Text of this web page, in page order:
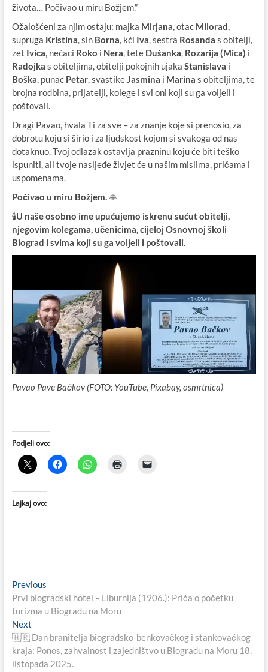
života… Počivao u miru Božjem.”
Ožalošćeni za njim ostaju: majka Mirjana, otac Milorad,
supruga Kristina, sin Borna, kći Iva, sestra Rosanda s obitelji,
zet Ivica, nećaci Roko i Nera, tete Dušanka, Rozarija (Mica) i
Radojka s obiteljima, obitelji pokojnih ujaka Stanislava i
Boška, punac Petar, svastikeJasmina i Marina s obiteljima, te
brojna rodbina, prijatelji, kolege i svi oni koji su ga voljeli i
poštovali.
Dragi Pavao, hvala Ti za sve – za znanje koje si prenosio, za
dobrotu koju si širio i za ljudskost kojom si svakoga od nas
dotaknuo. Tvoj odlazak ostavlja prazninu koju će biti teško
ispuniti, ali tvoje nasljeđe živjet će u našim mislima, pričama i
uspomenama.
Počivao u miru Božjem.🙏
🕯️U naše osobno ime upućujemo iskrenu sućut obitelji,
njegovim kolegama, učenicima, cijeloj Osnovnoj školi
Biograd i svima koji su ga voljeli i poštovali.
Pavao Pave Bačkov (FOTO: YouTube, Pixabay, osmrtnica)
Podjeli ovo:
Lajkaj ovo:
Navigacija
objava
PreviousPrevious
post:
Prvi biogradski hotel – Liburnija (1906.): Priča o početku
turizma u Biogradu na Moru
NextNext
post:
🇭🇷 Dan branitelja biogradsko-benkovačkog i stankovačkog
kraja: Ponos, zahvalnost i zajedništvo u Biogradu na Moru 18.
listopada 2025.